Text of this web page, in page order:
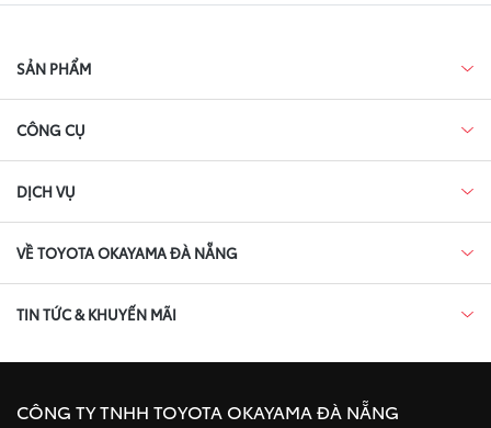
SẢN PHẨM
CÔNG CỤ
DỊCH VỤ
VỀ TOYOTA OKAYAMA ĐÀ NẴNG
TIN TỨC & KHUYẾN MÃI
CÔNG TY TNHH TOYOTA OKAYAMA ĐÀ NẴNG